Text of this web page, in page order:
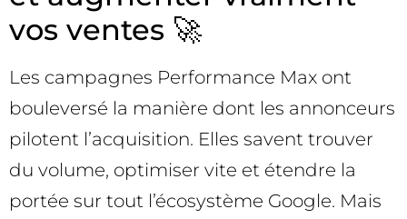
vos ventes 🚀
Les campagnes Performance Max ont
bouleversé la manière dont les annonceurs
pilotent l’acquisition. Elles savent trouver
du volume, optimiser vite et étendre la
portée sur tout l’écosystème Google. Mais